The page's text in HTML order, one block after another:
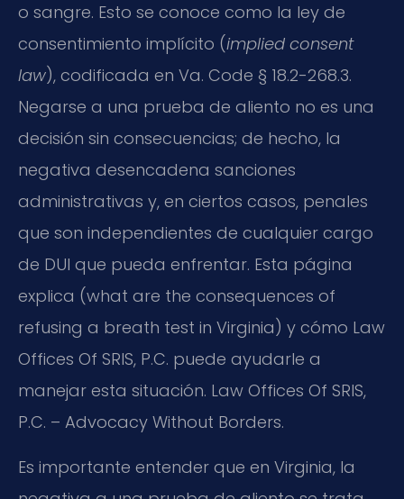
o sangre. Esto se conoce como la ley de
consentimiento implícito (implied consent
law), codificada en Va. Code § 18.2-268.3.
Negarse a una prueba de aliento no es una
decisión sin consecuencias; de hecho, la
negativa desencadena sanciones
administrativas y, en ciertos casos, penales
que son independientes de cualquier cargo
de DUI que pueda enfrentar. Esta página
explica (what are the consequences of
refusing a breath test in Virginia) y cómo Law
Offices Of SRIS, P.C. puede ayudarle a
manejar esta situación. Law Offices Of SRIS,
P.C. – Advocacy Without Borders.
Es importante entender que en Virginia, la